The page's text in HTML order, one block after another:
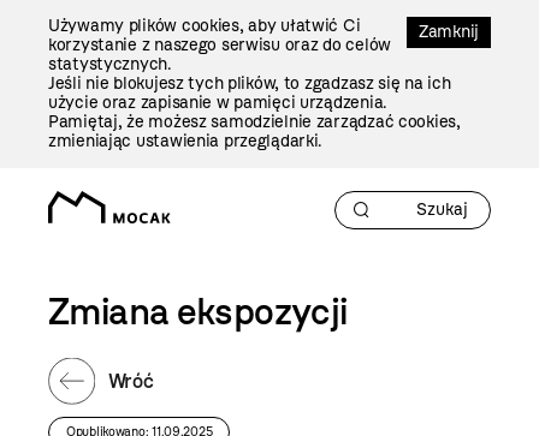
Zamknij
Używamy plików cookies, aby ułatwić Ci
korzystanie z naszego serwisu oraz do celów
statystycznych.
Jeśli nie blokujesz tych plików, to zgadzasz się na ich
użycie oraz zapisanie w pamięci urządzenia.
Pamiętaj, że możesz samodzielnie zarządzać cookies,
zmieniając ustawienia przeglądarki.
Zmiana ekspozycji
Wróć
Opublikowano: 11.09.2025